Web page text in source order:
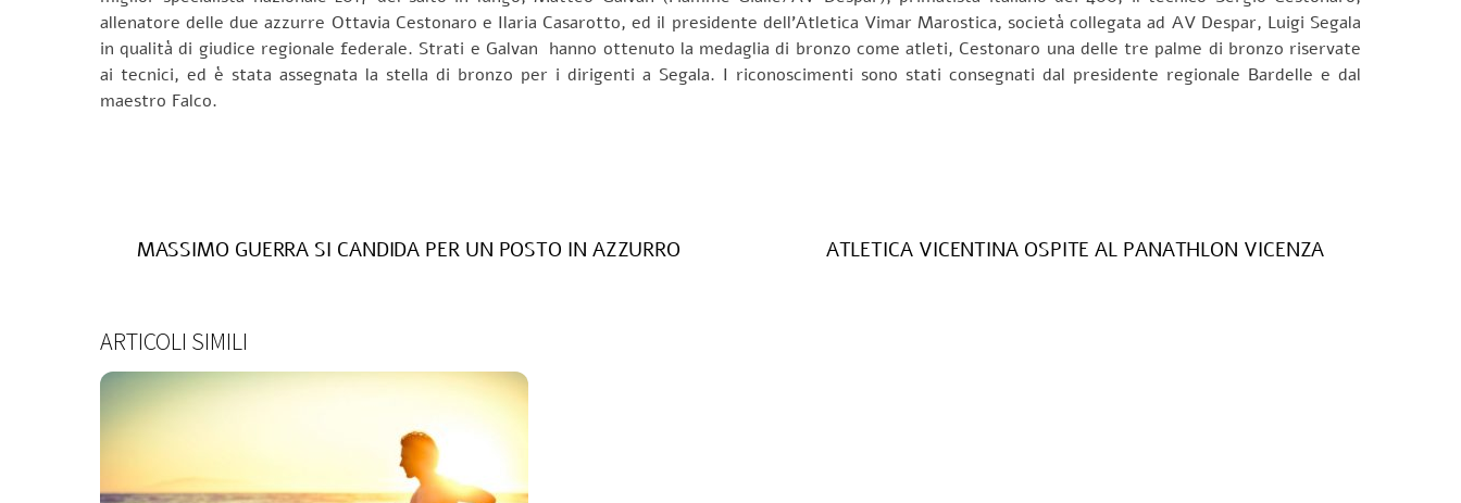
allenatore delle due azzurre Ottavia Cestonaro e Ilaria Casarotto, ed il presidente dell’Atletica Vimar Marostica, società collegata ad AV Despar, Luigi Segala
in qualità di giudice regionale federale. Strati e Galvan hanno ottenuto la medaglia di bronzo come atleti, Cestonaro una delle tre palme di bronzo riservate
ai tecnici, ed è stata assegnata la stella di bronzo per i dirigenti a Segala. I riconoscimenti sono stati consegnati dal presidente regionale Bardelle e dal
maestro Falco.
MASSIMO GUERRA SI CANDIDA PER UN POSTO IN AZZURRO ATLETICA VICENTINA OSPITE AL PANATHLON VICENZA
ARTICOLI SIMILI